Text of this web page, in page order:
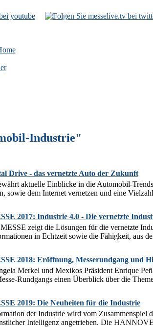
Industrie"
Drive - das vernetzte Auto der Zukunft
aktuelle Einblicke in die Automobil-
sowie dem Internet vernetzen und eine
2017: Industrie 4.0 - Die vernetzte
zeigt die Lösungen für die vernetzte
in Echtzeit sowie die Fähigkeit, aus
2018: Eröffnung, Messerundgang und
Merkel und Mexikos Präsident Enrique
Rundgangs einen Überblick über die
2019: Die Neuheiten für die Industrie
der Industrie wird vom
Intelligenz angetrieben. Die